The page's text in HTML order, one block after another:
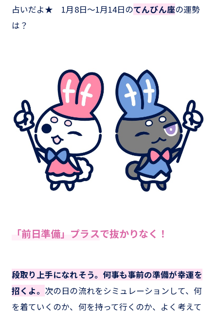
占いだよ★ 1月8日～1月14日のてんびん座の運勢
は？
「前日準備」プラスで抜かりなく！
段取り上手になれそう。何事も事前の準備が幸運を
招くよ。 次の日の流れをシミュレーションして、何
を着ていくのか、何を持って行くのか、よく考えて